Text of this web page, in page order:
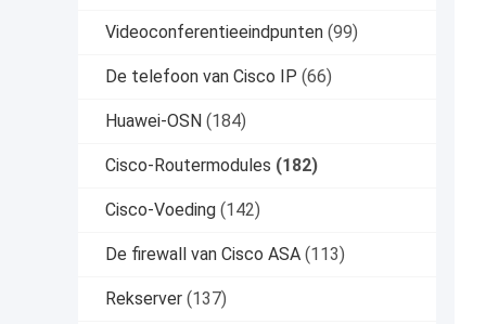
Videoconferentieeindpunten (99)
De telefoon van Cisco IP (66)
Huawei-OSN (184)
Cisco-Routermodules (182)
Cisco-Voeding (142)
De firewall van Cisco ASA (113)
Rekserver (137)